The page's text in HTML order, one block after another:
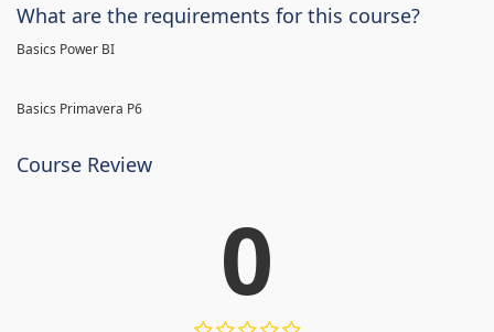
What are the requirements for this course?
Basics Power BI
Basics Primavera P6
Course Review
0